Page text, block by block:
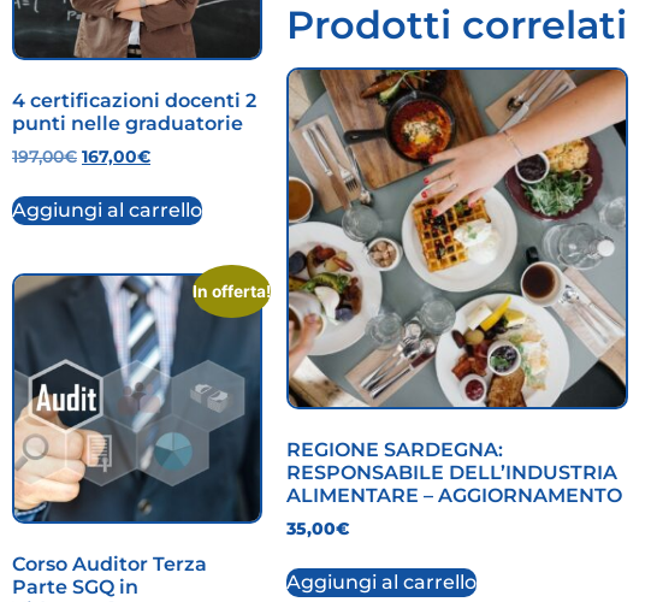
4 certificazioni docenti 2
punti nelle graduatorie
197,00€ 167,00€
Aggiungi al carrello
In offerta!
Corso Auditor Terza
Parte SGQ in
Prodotti correlati
REGIONE SARDEGNA:
RESPONSABILE DELL’INDUSTRIA
ALIMENTARE – AGGIORNAMENTO
35,00€
Aggiungi al carrello